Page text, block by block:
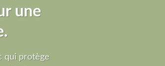
une
qui protège